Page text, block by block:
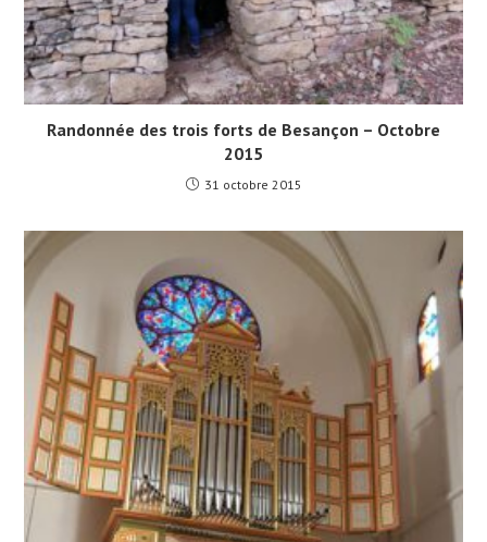
Randonnée des trois forts de Besançon – Octobre
2015
31 octobre 2015